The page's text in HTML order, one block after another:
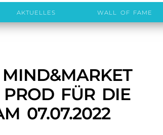
AKTUELLES WALL OF FAME
FÜR DIE
07.07.2022